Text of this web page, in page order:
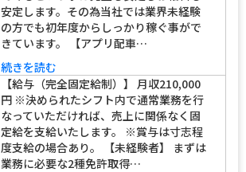
安定します。その為当社では業界未経験
の方でも初年度からしっかり稼ぐ事がで
きています。 【アプリ配車…
続きを読む
【給与（完全固定給制）】 月収210,000
円 ※決められたシフト内で通常業務を行
なっていただければ、売上に関係なく固
定給を支給いたします。 ※賞与は寸志程
度支給の場合あり。 【未経験者】 まずは
業務に必要な2種免許取得…